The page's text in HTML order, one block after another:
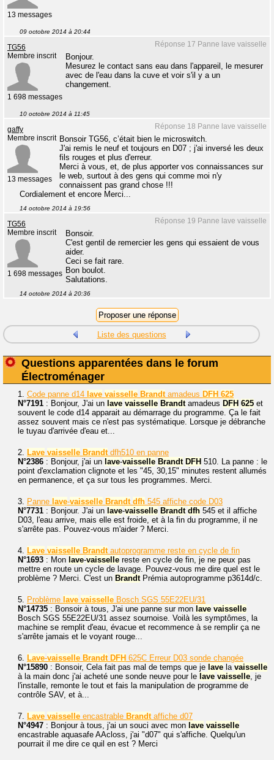
13 messages
09 octobre 2014 à 20:44
Réponse 17 Panne lave vaisselle
TG56
Membre inscrit
1 698 messages
Bonjour.
Mesurez le contact sans eau dans l'appareil, le mesurer
avec de l'eau dans la cuve et voir s'il y a un
changement.
10 octobre 2014 à 11:45
Réponse 18 Panne lave vaisselle
gaffy
Membre inscrit
13 messages
Bonsoir TG56, c’était bien le microswitch.
J'ai remis le neuf et toujours en D07 ; j'ai inversé les deux
fils rouges et plus d'erreur.
Merci à vous, et, de plus apporter vos connaissances sur
le web, surtout à des gens qui comme moi n'y
connaissent pas grand chose !!!
Cordialement et encore Merci...
14 octobre 2014 à 19:56
Réponse 19 Panne lave vaisselle
TG56
Membre inscrit
1 698 messages
Bonsoir.
C'est gentil de remercier les gens qui essaient de vous
aider.
Ceci se fait rare.
Bon boulot.
Salutations.
14 octobre 2014 à 20:36
Liste des questions
Questions apparentées dans le forum
Électroménager
1. Code panne d14 lave vaisselle Brandtamadeus DFH 625
N°7191 : Bonjour, J'ai un lave vaisselle Brandtamadeus DFH 625 et
souvent le code d14 apparait au démarrage du programme. Ça le fait
assez souvent mais ce n'est pas systématique. Lorsque je débranche
le tuyau d'arrivée d'eau et...
2. Lave vaisselle Brandtdfh510 en panne
N°2386 : Bonjour, j'ai un lave-vaisselle Brandt DFH 510. La panne : le
point d'exclamation clignote et les "45, 30,15" minutes restent allumés
en permanence, et ça sur tous les programmes. Merci.
3. Panne lave-vaisselle Brandt dfh 545 affiche code D03
N°7731 : Bonjour. J'ai un lave-vaisselle Brandt dfh 545 et il affiche
D03, l'eau arrive, mais elle est froide, et à la fin du programme, il ne
s'arrête pas. Pouvez-vous m'aider ? Merci.
4. Lave vaisselle Brandtautoprogramme reste en cycle de fin
N°1693 : Mon lave-vaisselle reste en cycle de fin, je ne peux pas
mettre en route un cycle de lavage. Pouvez-vous me dire quel est le
problème ? Merci. C'est un BrandtPrémia autoprogramme p3614d/c.
5. Problème lave vaisselle Bosch SGS 55E22EU/31
N°14735 : Bonsoir à tous, J'ai une panne sur mon lave vaisselle
Bosch SGS 55E22EU/31 assez sournoise. Voilà les symptômes, la
machine se remplit d'eau, évacue et recommence à se remplir ça ne
s'arrête jamais et le voyant rouge...
6. Lave-vaisselle Brandt DFH 625C Erreur D03 sonde changée
N°15890 : Bonsoir, Cela fait pas mal de temps que je lave la vaisselle
à la main donc j'ai acheté une sonde neuve pour le lave vaisselle, je
l'installe, remonte le tout et fais la manipulation de programme de
contrôle SAV, et à...
7. Lave vaisselle encastrable Brandtaffiche d07
N°4947 : Bonjour à tous, j'ai un souci avec mon lave vaisselle
encastrable aquasafe AAcloss, j'ai "d07" qui s'affiche. Quelqu'un
pourrait il me dire ce quil en est ? Merci